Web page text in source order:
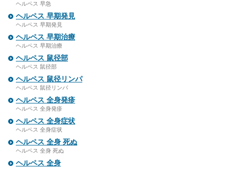
ヘルペス 早急
ヘルペス 早期発見
ヘルペス 早期発見
ヘルペス 早期治療
ヘルペス 早期治療
ヘルペス 鼠径部
ヘルペス 鼠径部
ヘルペス 鼠径リンパ
ヘルペス 鼠径リンパ
ヘルペス 全身発疹
ヘルペス 全身発疹
ヘルペス 全身症状
ヘルペス 全身症状
ヘルペス 全身 死ぬ
ヘルペス 全身 死ぬ
ヘルペス 全身